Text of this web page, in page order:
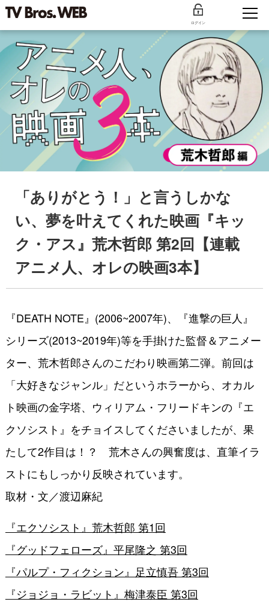
ログイン
「ありがとう！」と言うしかな
い、夢を叶えてくれた映画『キッ
ク・アス』荒木哲郎 第2回【連載
アニメ人、オレの映画3本】
『DEATH NOTE』(2006~2007年)、『進撃の巨人』
シリーズ(2013~2019年)等を手掛けた監督＆アニメー
ター、荒木哲郎さんのこだわり映画第二弾。前回は
「大好きなジャンル」だというホラーから、オカル
ト映画の金字塔、ウィリアム・フリードキンの『エ
クソシスト』をチョイスしてくださいましたが、果
たして2作目は！？ 荒木さんの興奮度は、直筆イラ
ストにもしっかり反映されています。
取材・文／渡辺麻紀
『エクソシスト』荒木哲郎 第1回
『グッドフェローズ』平尾隆之 第3回
『パルプ・フィクション』足立慎吾 第3回
『ジョジョ・ラビット』梅津泰臣 第3回